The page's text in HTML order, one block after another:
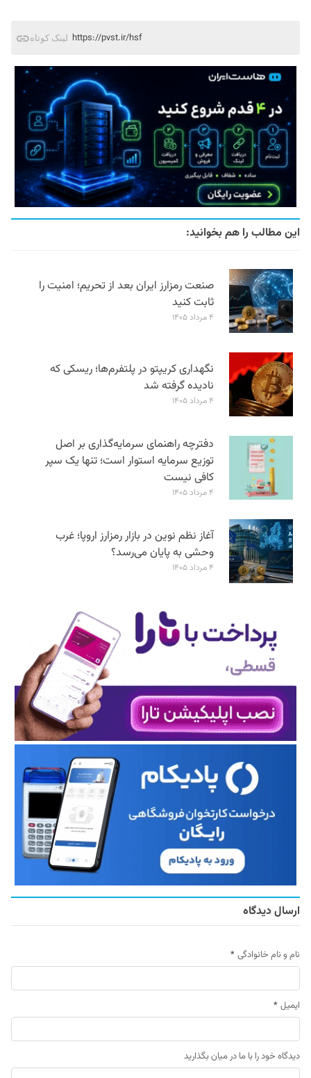
لینک کوتاه https://pvst.ir/hsf
این مطالب را هم بخوانید:
صنعت رمزارز ایران بعد از تحریم؛ امنیت را
ثابت کنید
۴ مرداد ۱۴۰۵
نگهداری کریپتو در پلتفرم‌ها؛ ریسکی که
نادیده گرفته شد
۴ مرداد ۱۴۰۵
دفترچه راهنمای سرمایه‌گذاری بر اصل
توزیع سرمایه استوار است؛ تنها یک سپر
کافی نیست
۴ مرداد ۱۴۰۵
آغاز نظم نوین در بازار رمزارز اروپا؛ غرب
وحشی به پایان می‌رسد؟
۴ مرداد ۱۴۰۵
ارسال دیدگاه
نام و نام خانوادگی *
ایمیل *
دیدگاه خود را با ما در میان بگذارید